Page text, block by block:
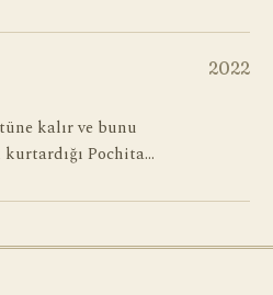
2022
kalır ve bunu
Pochita…